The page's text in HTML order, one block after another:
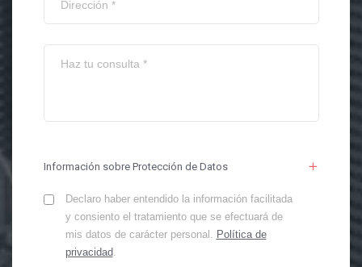
Información sobre Protección de Datos
Declaro haber entendido la información facilitada
y consiento el tratamiento que se efectuará de
mis datos de carácter personal. Política de
privacidad.